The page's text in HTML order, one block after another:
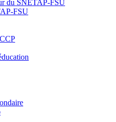
du SNETAP-FSU
FSU